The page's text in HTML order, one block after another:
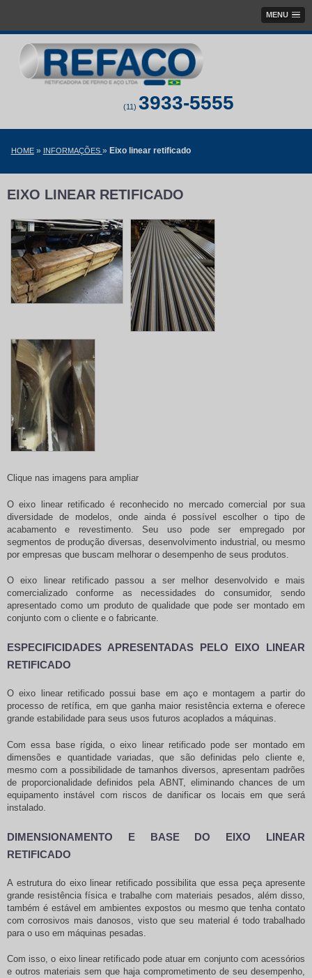
MENU
(11) 3933-5555
HOME» INFORMAÇÕES » Eixo linear retificado
EIXO LINEAR RETIFICADO
Clique nas imagens para ampliar
Oeixo linear retificado é reconhecido no mercado comercial por sua
diversidade de modelos, onde ainda é possível escolher o tipo de
acabamento e revestimento. Seu uso pode ser empregado por
segmentos de produção diversas, desenvolvimento industrial, ou mesmo
por empresas que buscam melhorar o desempenho de seus produtos.
Oeixo linear retificadopassou a ser melhor desenvolvido e mais
comercializado conforme as necessidades do consumidor, sendo
apresentado como um produto de qualidade que pode ser montado em
conjunto com o cliente e o fabricante.
ESPECIFICIDADES APRESENTADAS PELO EIXO LINEAR
RETIFICADO
Oeixo linear retificadopossui base em aço e montagem a partir do
processo de retífica, em que ganha maior resistência externa e oferece
grande estabilidade para seus usos futuros acoplados a máquinas.
Com essa base rígida, oeixo linear retificadopode ser montado em
dimensões e quantidade variadas, que são definidas pelo cliente e,
mesmo com a possibilidade de tamanhos diversos, apresentam padrões
de proporcionalidade definidos pela ABNT, eliminando chances de um
equipamento instável com riscos de danificar os locais em que será
instalado.
DIMENSIONAMENTO E BASE DO EIXO LINEAR
RETIFICADO
A estrutura do eixo linear retificadopossibilita que essa peça apresente
grande resistência física e trabalhe com materiais pesados, além disso,
também é estável em ambientes expostos ou mesmo que tenha contato
com corrosivos mais danosos, visto que seu material é todo trabalhado
para o uso em máquinas pesadas.
Com isso, o eixo linear retificadopode atuar em conjunto com acessórios
e outros materiais sem que haja comprometimento de seu desempenho,